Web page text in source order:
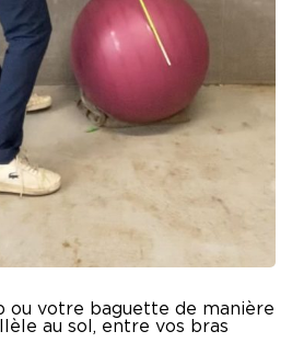
ou votre baguette de manière
au sol, entre vos bras